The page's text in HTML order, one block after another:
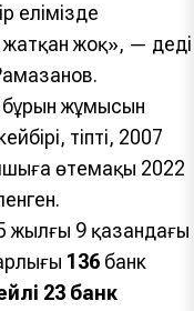
елімізде
жоқ», — деді
бұрын жұмысын
тіпті, 2007
өтемақы 2022
жылғы 9 қазандағы
136 банк
23 банк